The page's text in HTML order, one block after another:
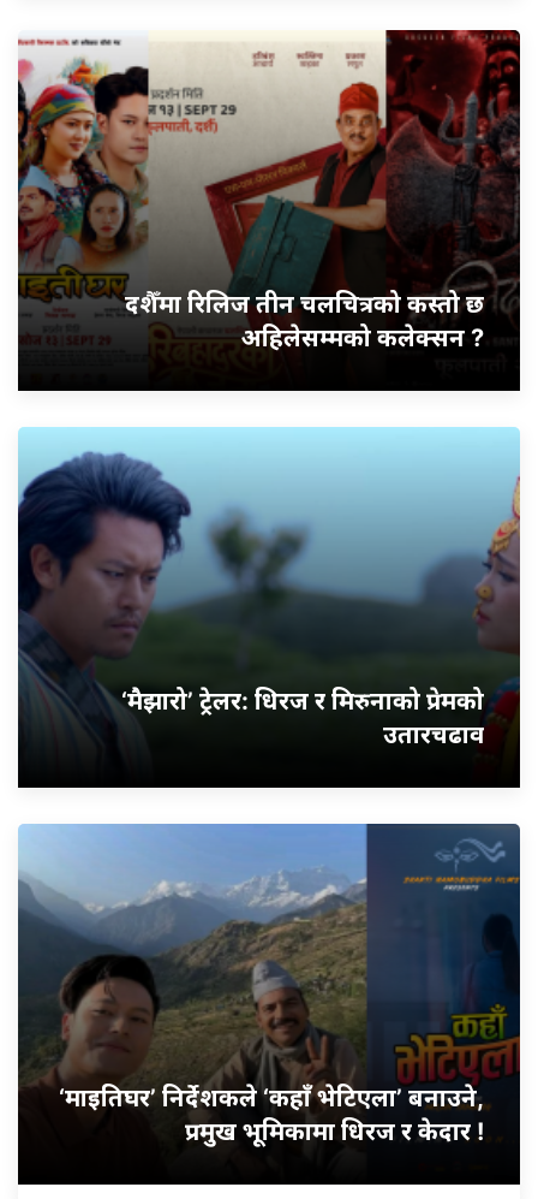
दशैँमा रिलिज तीन चलचित्रको कस्तो छ
अहिलेसम्मको कलेक्सन ?
‘मैझारो’ ट्रेलर: धिरज र मिरुनाको प्रेमको
उतारचढाव
‘माइतिघर’ निर्देशकले ‘कहाँ भेटिएला’ बनाउने,
प्रमुख भूमिकामा धिरज र केदार !